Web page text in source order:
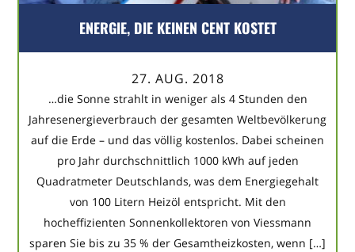
ENERGIE, DIE KEINEN CENT KOSTET
27. AUG. 2018
…die Sonne strahlt in weniger als 4 Stunden den
Jahresenergieverbrauch der gesamten Weltbevölkerung
auf die Erde – und das völlig kostenlos. Dabei scheinen
pro Jahr durchschnittlich 1000 kWh auf jeden
Quadratmeter Deutschlands, was dem Energiegehalt
von 100 Litern Heizöl entspricht. Mit den
hocheffizienten Sonnenkollektoren von Viessmann
sparen Sie bis zu 35 % der Gesamtheizkosten, wenn […]